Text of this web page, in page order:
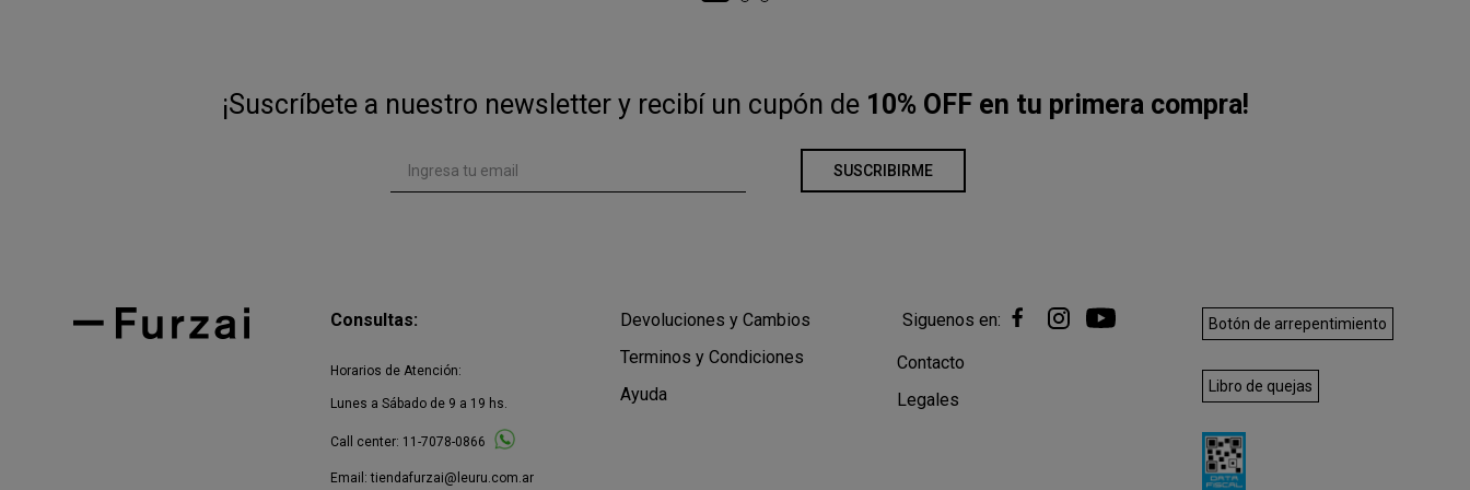
¡Suscríbete a nuestro newsletter y recibí un cupón de 10% OFF en tu primera compra!
SUSCRIBIRME
Consultas:
Horarios de Atención:
Lunes a Sábado de 9 a 19 hs.
Call center: 11-7078-0866
Email:tiendafurzai@leuru.com.ar
Devoluciones y Cambios
Terminos y Condiciones
Ayuda
Siguenos en:
Contacto
Legales
Botón de arrepentimiento
Libro de quejas